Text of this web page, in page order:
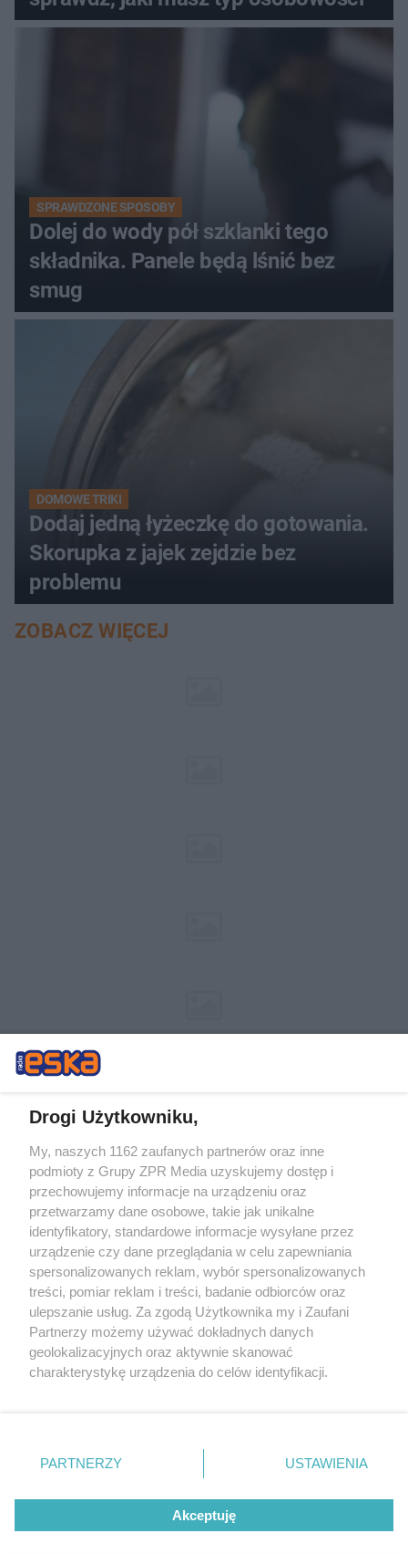
SPRAWDZONE SPOSOBY
Dolej do wody pół szklanki tego
składnika. Panele będą lśnić bez
smug
DOMOWE TRIKI
Dodaj jedną łyżeczkę do gotowania.
Skorupka z jajek zejdzie bez
problemu
ZOBACZ WIĘCEJ
Żaden utwór zamieszczony w serwisie nie może być powielany i
rozpowszechniany lub dalej rozpowszechniany w jakikolwiek sposób (w
tym także elektroniczny lub mechaniczny) na jakimkolwiek polu
eksploatacji w jakiejkolwiek formie, włącznie z umieszczaniem w
Internecie bez pisemnej zgody właściciela praw. Jakiekolwiek użycie lub
wykorzystanie utworów w całości lub w części z naruszeniem prawa,
tzn. bez właściwej zgody, jest zabronione pod groźbą kary i może być
ścigane prawnie.
© 2026 Grupa ZPR Media
Drogi Użytkowniku,
My, naszych 1162 zaufanych partnerów oraz inne
podmioty z Grupy ZPR Media uzyskujemy dostęp i
przechowujemy informacje na urządzeniu oraz
przetwarzamy dane osobowe, takie jak unikalne
identyfikatory, standardowe informacje wysyłane przez
urządzenie czy dane przeglądania w celu zapewniania
spersonalizowanych reklam, wybór spersonalizowanych
treści, pomiar reklam i treści, badanie odbiorców oraz
ulepszanie usług. Za zgodą Użytkownika my i Zaufani
Partnerzy możemy używać dokładnych danych
geolokalizacyjnych oraz aktywnie skanować
charakterystykę urządzenia do celów identyfikacji.
zmienić/wycofać klikając przycisk ustawień prywatności
znajdujący się w lewym dolnym rogu strony
rodzaje przetwarzania danych nie wymagają zgody
użytkownika, ale masz prawo sprzeciwić się takiemu
przetwarzaniu. Preferencje będą miały zastosowanie tylko
PARTNERZY USTAWIENIA
Akceptuję